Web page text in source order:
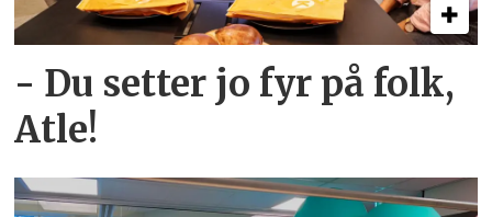
- Du setter jo fyr på folk,
Atle!